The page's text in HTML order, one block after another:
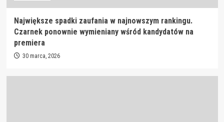
Największe spadki zaufania w najnowszym rankingu.
Czarnek ponownie wymieniany wśród kandydatów na
premiera
30 marca, 2026